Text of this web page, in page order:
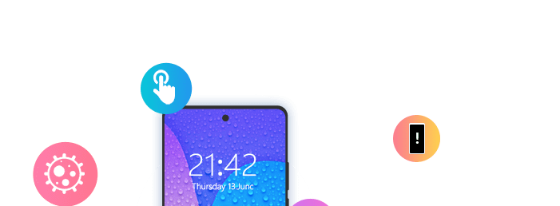
日本
Deutsche
Français
Suomalainen
Svenska